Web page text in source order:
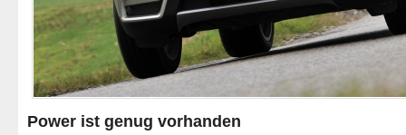
Power ist genug vorhanden